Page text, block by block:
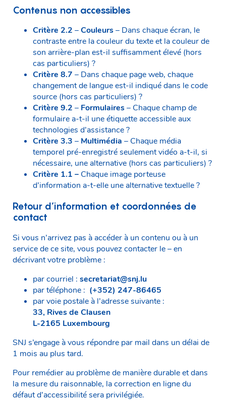
Contenus non accessibles
Critère 2.2 –Couleurs– Dans chaque écran, le
contraste entre la couleur du texte et la couleur de
son arrière-plan est-il suffisamment élevé (hors
cas particuliers) ?
Critère 8.7 – Dans chaque page web, chaque
changement de langue est-il indiqué dans le code
source (hors cas particuliers) ?
Critère 9.2 – Formulaires– Chaque champ de
formulaire a-t-il une étiquette accessible aux
technologies d’assistance ?
Critère 3.3 – Multimédia – Chaque média
temporel pré-enregistré seulement vidéo a-t-il, si
nécessaire, une alternative (hors cas particuliers) ?
Critère 1.1 – Chaque image porteuse
d’information a-t-elle une alternative textuelle ?
Retour d’information et coordonnées de
contact
Si vous n’arrivez pas à accéder à un contenu ou à un
service de ce site, vous pouvez contacter le – en
décrivant votre problème :
par courriel : secretariat@snj.lu
par téléphone : (+352) 247-86465
par voie postale à l’adresse suivante :
33, Rives de Clausen
L-2165 Luxembourg
SNJ s’engage à vous répondre par mail dans un délai de
1 mois au plus tard.
Pour remédier au problème de manière durable et dans
la mesure du raisonnable, la correction en ligne du
défaut d’accessibilité sera privilégiée.